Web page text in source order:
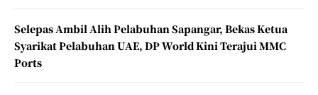
Selepas Ambil Alih Pelabuhan Sapangar, Bekas Ketua
Syarikat Pelabuhan UAE, DP World Kini Terajui MMC
Ports